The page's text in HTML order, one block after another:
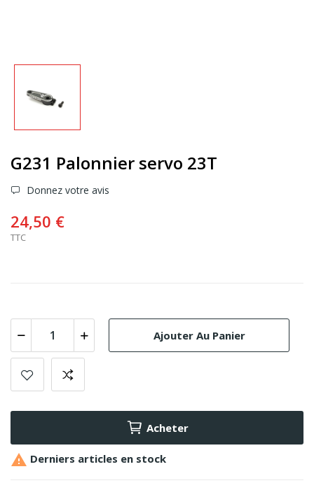
G231 Palonnier servo 23T
Donnez votre avis
24,50 €
TTC
Ajouter Au Panier
Acheter
 Derniers articles en stock